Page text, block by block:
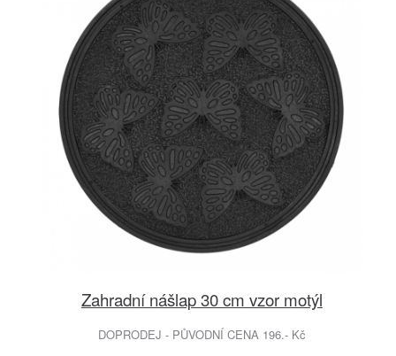
Zahradní nášlap 30 cm vzor motýl
DOPRODEJ - PŮVODNÍ CENA 196.- Kč